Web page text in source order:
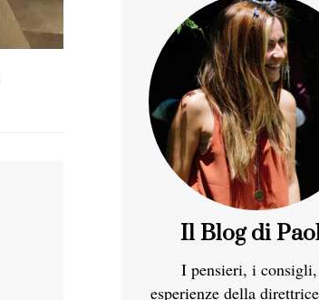
Il Blog di
I pensieri, i
esperienze della